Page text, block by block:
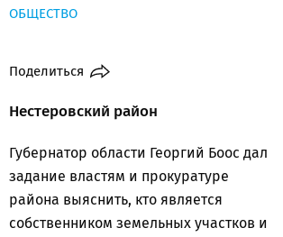
ОБЩЕСТВО
Поделиться
Нестеровский район
Губернатор области Георгий Боос дал
задание властям и прокуратуре
района выяснить, кто является
собственником земельных участков и